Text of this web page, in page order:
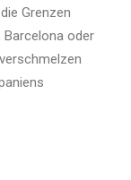
Grenzen
Barcelona oder